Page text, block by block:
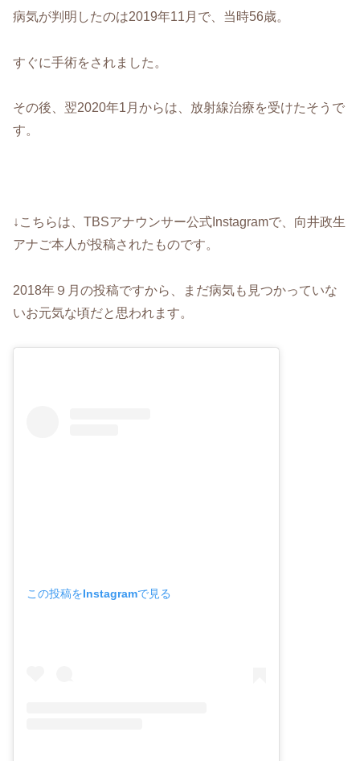
病気が判明したのは2019年11月で、当時56歳。
すぐに手術をされました。
その後、翌2020年1月からは、放射線治療を受けたそうで
す。
↓こちらは、TBSアナウンサー公式Instagramで、向井政生
アナご本人が投稿されたものです。
2018年９月の投稿ですから、まだ病気も見つかっていな
いお元気な頃だと思われます。
この投稿をInstagramで見る